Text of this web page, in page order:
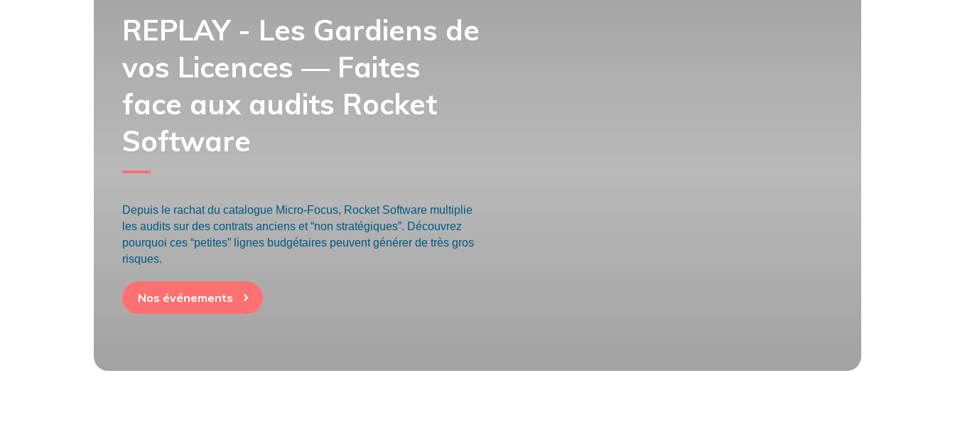
REPLAY - Les Gardiens de
vos Licences — Faites
face aux audits Rocket
Software
Depuis le rachat du catalogue Micro-Focus, Rocket Software multiplie
les audits sur des contrats anciens et “non stratégiques”. Découvrez
pourquoi ces “petites” lignes budgétaires peuvent générer de très gros
risques.
Nos événements